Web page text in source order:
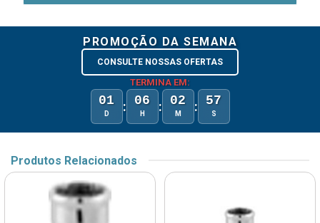
PROMOÇÃO DA SEMANA
CONSULTE NOSSAS OFERTAS
TERMINA EM:
01
D : 06
H : 02
M : 57
S
Produtos Relacionados